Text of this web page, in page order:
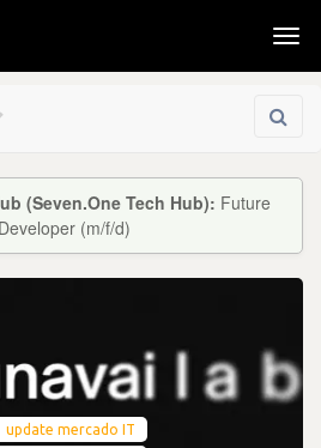
(Seven.One Tech Hub): Future
(m/f/d)
update mercado IT